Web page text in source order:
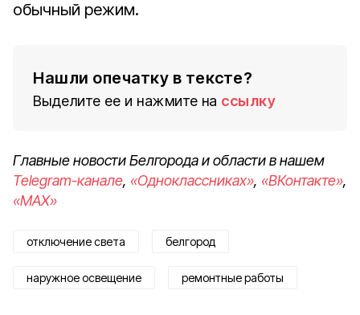
обычный режим.
Нашли опечатку в тексте?
Выделите ее и нажмите на ссылку
Главные новости Белгорода и области в нашем
Telegram-канале, «Одноклассниках», «ВКонтакте»,
«MAX»
отключение света белгород
наружное освещение ремонтные работы